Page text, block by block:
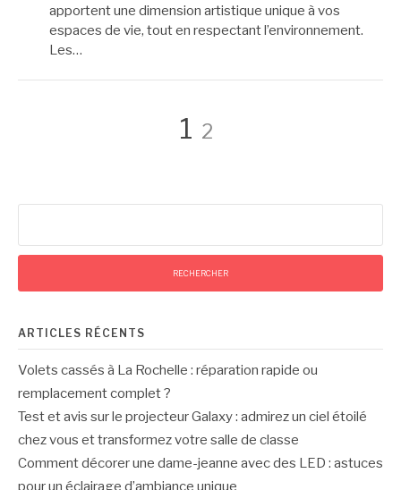
apportent une dimension artistique unique à vos
espaces de vie, tout en respectant l’environnement.
Les…
Pagination
des
publications
Page
1 Page
2
ARTICLES RÉCENTS
Volets cassés à La Rochelle : réparation rapide ou
remplacement complet ?
Test et avis sur le projecteur Galaxy : admirez un ciel étoilé
chez vous et transformez votre salle de classe
Comment décorer une dame-jeanne avec des LED : astuces
pour un éclairage d’ambiance unique